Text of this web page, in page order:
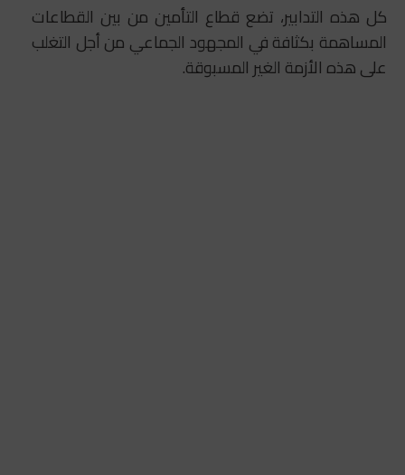
كل هذه التدابير، تضع قطاع التأمين من بين القطاعات
المساهمة بكثافة في المجهود الجماعي من أجل التغلب
على هذه الأزمة الغير المسبوقة.